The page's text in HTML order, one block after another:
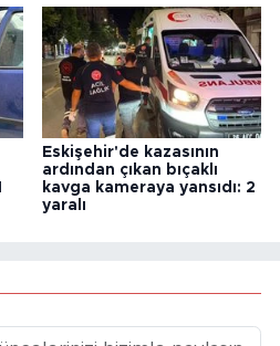
Eskişehir'de kazasının
ardından çıkan bıçaklı
kavga kameraya yansıdı: 2
yaralı